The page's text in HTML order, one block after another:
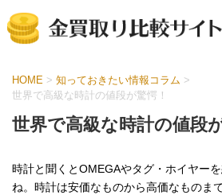
HOME > 知っておきたい情報コラム >
世界で高級な時計の値段が驚愕！
世界で高級な時計の値段
時計と聞くとOMEGAやタグ・ホイヤー
ね。時計は安価なものから高価なものま